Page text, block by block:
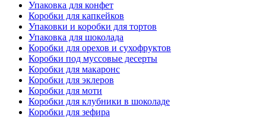
Упаковка для конфет
Коробки для капкейков
Упаковки и коробки для тортов
Упаковка для шоколада
Коробки для орехов и сухофруктов
Коробки под муссовые десерты
Коробки для макаронс
Коробки для эклеров
Коробки для моти
Коробки для клубники в шоколаде
Коробки для зефира